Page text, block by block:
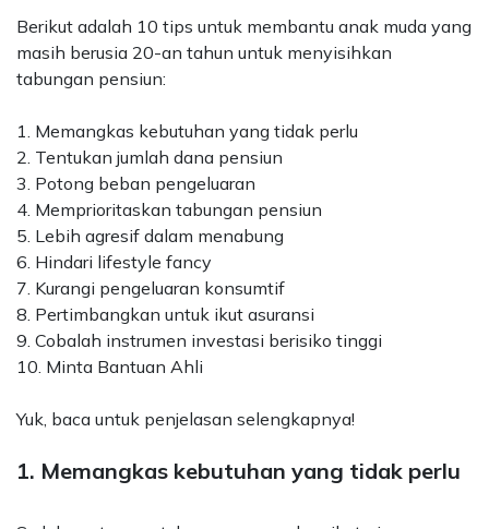
Berikut adalah 10 tips untuk membantu anak muda yang
masih berusia 20-an tahun untuk menyisihkan
tabungan pensiun:
1. Memangkas kebutuhan yang tidak perlu
2. Tentukan jumlah dana pensiun
3. Potong beban pengeluaran
4. Memprioritaskan tabungan pensiun
5. Lebih agresif dalam menabung
6. Hindari lifestyle fancy
7. Kurangi pengeluaran konsumtif
8. Pertimbangkan untuk ikut asuransi
9. Cobalah instrumen investasi berisiko tinggi
10. Minta Bantuan Ahli
Yuk, baca untuk penjelasan selengkapnya!
1. Memangkas kebutuhan yang tidak perlu